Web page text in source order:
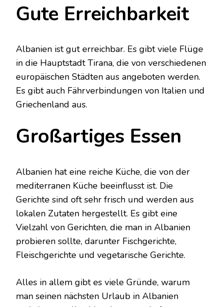
Gute Erreichbarkeit
Albanien ist gut erreichbar. Es gibt viele Flüge
in die Hauptstadt Tirana, die von verschiedenen
europäischen Städten aus angeboten werden.
Es gibt auch Fährverbindungen von Italien und
Griechenland aus.
Großartiges Essen
Albanien hat eine reiche Küche, die von der
mediterranen Küche beeinflusst ist. Die
Gerichte sind oft sehr frisch und werden aus
lokalen Zutaten hergestellt. Es gibt eine
Vielzahl von Gerichten, die man in Albanien
probieren sollte, darunter Fischgerichte,
Fleischgerichte und vegetarische Gerichte.
Alles in allem gibt es viele Gründe, warum
man seinen nächsten Urlaub in Albanien